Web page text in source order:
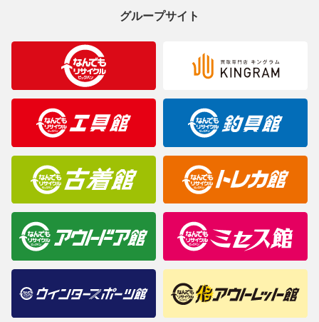
ご理解くださいますようお願い申し上げます。
合がございますのでご了承ください。
※表記したカラー名は、当社が判断した名称を掲載しています。
製造元が定めたカラー名と異なることもあります。色調などご不
明なことがありましたらご購入前にお問い合わせください。
商品について
グループサイト